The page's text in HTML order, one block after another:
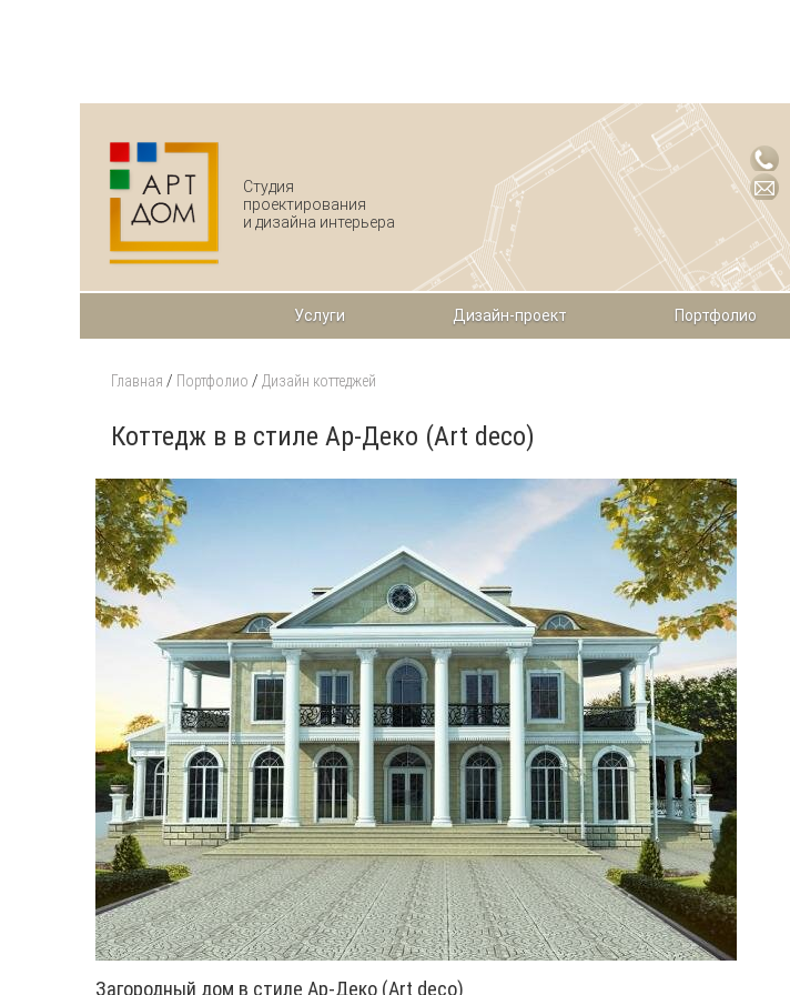
Студия
проектирования
и дизайна интерьера
Услуги Дизайн-проект Портфолио
Главная / Портфолио / Дизайн коттеджей
Коттедж в в стиле Ар-Деко (Art deco)
Загородный дом в стиле Ар-Деко (Art deco)